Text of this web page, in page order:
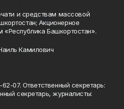
и средствам массовой
Акционерное
Башкортостан».
Камилович
07. Ответственный секретарь:
секретарь, журналисты: